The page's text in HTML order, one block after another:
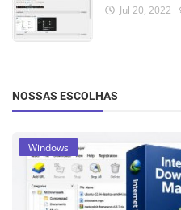
Jul 20, 2022
NOSSAS ESCOLHAS
Windows